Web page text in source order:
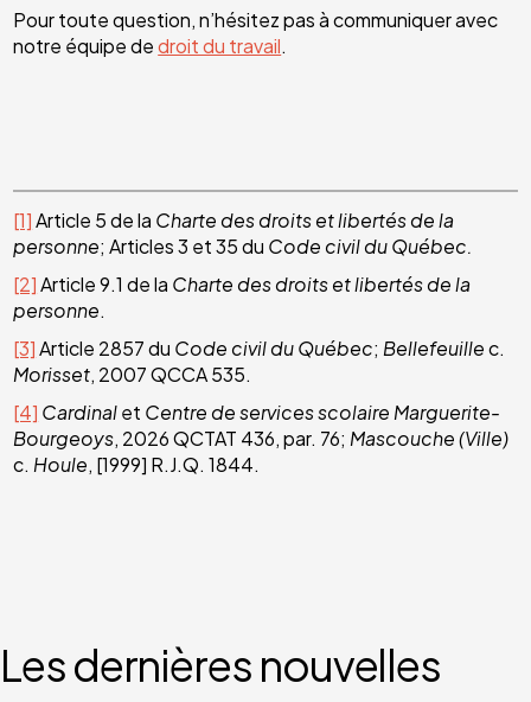
Pour toute question, n’hésitez pas à communiquer avec
notre équipe dedroit du travail.
[1]Article 5 de la Charte des droits et libertés de la
personne; Articles 3 et 35 du Code civil du Québec.
[2]Article 9.1 de la Charte des droits et libertés de la
personne.
[3]Article 2857 du Code civil du Québec; Bellefeuillec.
Morisset, 2007 QCCA 535.
[4] Cardinalet Centre de services scolaire Marguerite-
Bourgeoys, 2026 QCTAT 436, par. 76; Mascouche (Ville)
c. Houle, [1999] R.J.Q. 1844.
Les dernières nouvelles